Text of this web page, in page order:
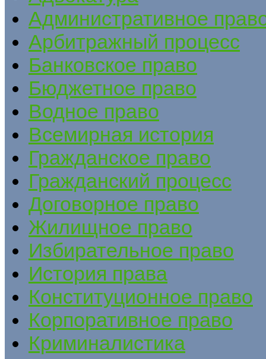
Административное
Арбитражный процесс
Банковское право
Бюджетное право
Водное право
Всемирная история
Гражданское право
Гражданский процесс
Договорное право
Жилищное право
Избирательное право
История права
Конституционное право
Корпоративное право
Криминалистика